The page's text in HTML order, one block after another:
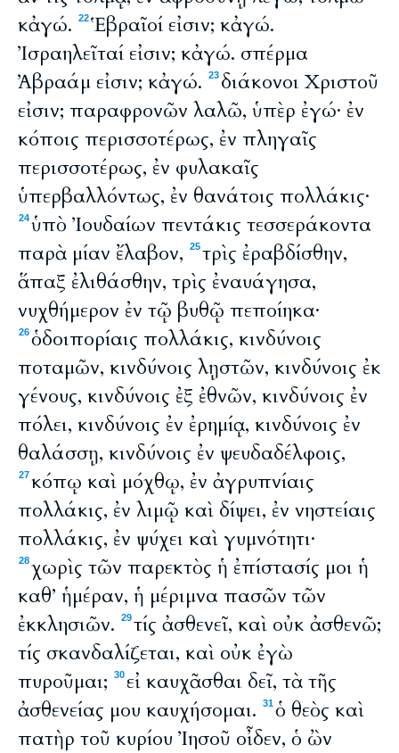
κἀγώ.
22Ἑβραῖοί εἰσιν; κἀγώ.
Ἰσραηλεῖταί εἰσιν; κἀγώ. σπέρμα
Ἀβραάμ εἰσιν; κἀγώ.
23 διάκονοι Χριστοῦ
εἰσιν; παραφρονῶν λαλῶ, ὑπὲρ ἐγώ· ἐν
κόποις περισσοτέρως, ἐν πληγαῖς
περισσοτέρως, ἐν φυλακαῖς
ὑπερβαλλόντως, ἐν θανάτοις πολλάκις·
24ὑπὸ Ἰουδαίων πεντάκις τεσσεράκοντα
παρὰ μίαν ἔλαβον,
25τρὶς ἐραβδίσθην,
ἅπαξ ἐλιθάσθην, τρὶς ἐναυάγησα,
νυχθήμερον ἐν τῷ βυθῷ πεποίηκα·
26ὁδοιπορίαις πολλάκις, κινδύνοις
ποταμῶν, κινδύνοις λῃστῶν, κινδύνοις ἐκ
γένους, κινδύνοις ἐξ ἐθνῶν, κινδύνοις ἐν
πόλει, κινδύνοις ἐν ἐρημίᾳ, κινδύνοις ἐν
θαλάσσῃ, κινδύνοις ἐν ψευδαδέλφοις,
27κόπῳ καὶ μόχθῳ, ἐν ἀγρυπνίαις
πολλάκις, ἐν λιμῷ καὶ δίψει, ἐν νηστείαις
πολλάκις, ἐν ψύχει καὶ γυμνότητι·
28χωρὶς τῶν παρεκτὸς ἡ ἐπίστασίς μοι ἡ
καθ’ ἡμέραν, ἡ μέριμνα πασῶν τῶν
ἐκκλησιῶν.
29τίς ἀσθενεῖ, καὶ οὐκ ἀσθενῶ;
τίς σκανδαλίζεται, καὶ οὐκ ἐγὼ
πυροῦμαι;
30 εἰ καυχᾶσθαι δεῖ, τὰ τῆς
ἀσθενείας μου καυχήσομαι.
31ὁ θεὸς καὶ
πατὴρ τοῦ κυρίου Ἰησοῦ οἶδεν, ὁ ὢν